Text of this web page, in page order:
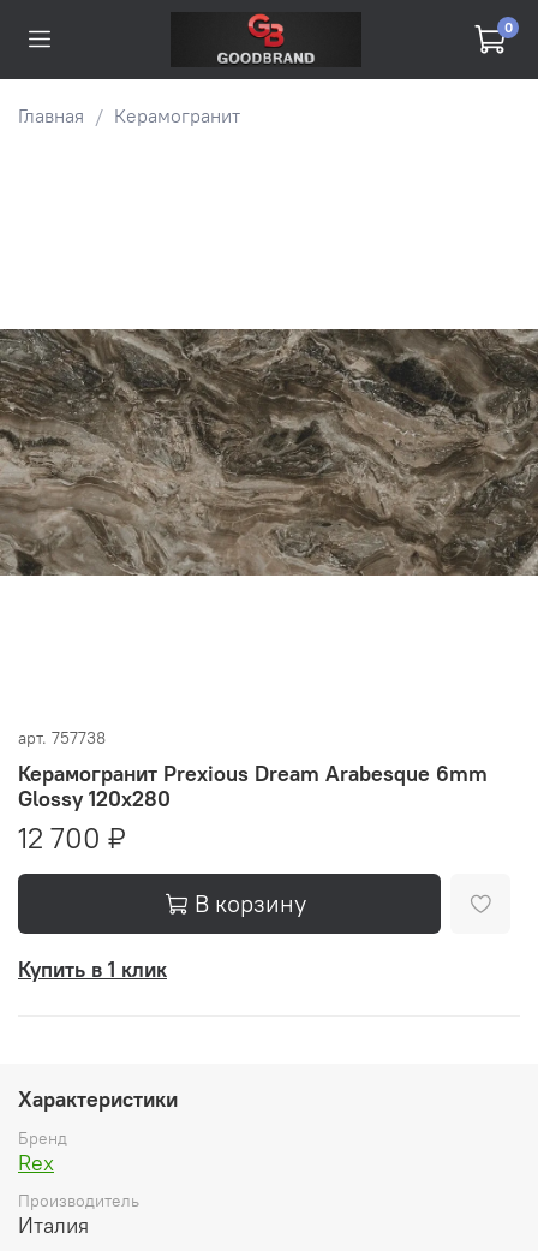
0
Главная Керамогранит
арт. 757738
Керамогранит Prexious Dream Arabesque 6mm
Glossy 120x280
12 700 ₽
В корзину
Купить в 1 клик
Характеристики
Бренд
Rex
Производитель
Италия